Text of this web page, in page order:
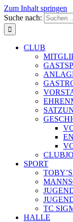
Zum Inhalt springen
Suche nach:
CLUB
SPORT
TC
HALLE